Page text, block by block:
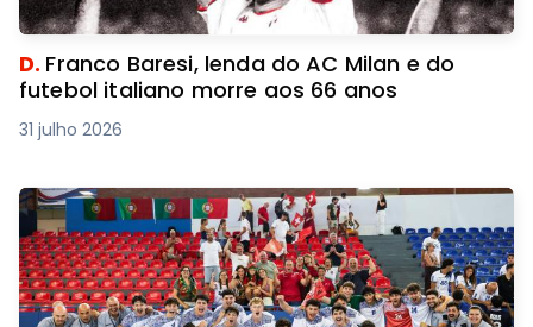
D. Franco Baresi, lenda do AC Milan e do
futebol italiano morre aos 66 anos
31 julho 2026